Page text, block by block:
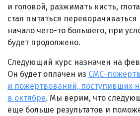
и головой, разжимать кисть,
стал пытаться
начало чего-то большего, при
будет продолжено.
Следующий курс назначен на
Он будет оплачен из СМС-
и пожертвований, поступивших
в октябре. Мы верим, что
еще больше результатов и